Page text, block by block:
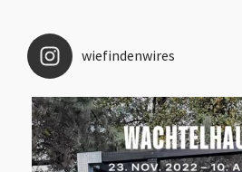
wiefindenwires